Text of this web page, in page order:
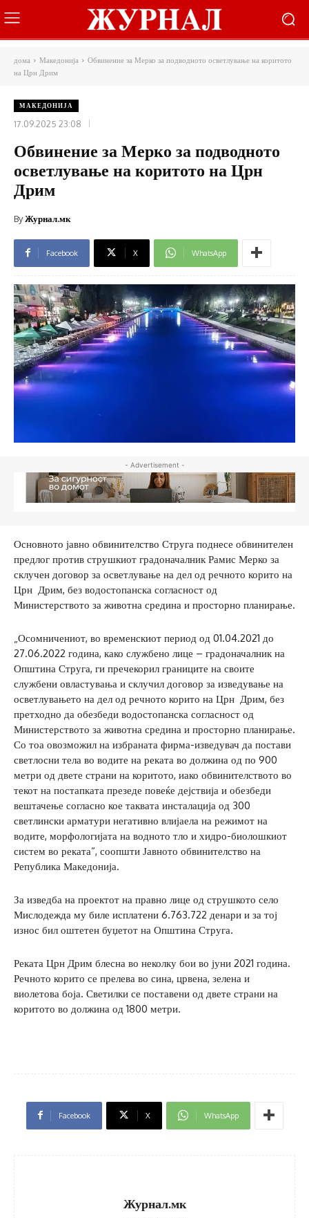
дома Македонија
Обвинение за Мерко за подводното осветлување на коритото
на Црн Дрим
МАКЕДОНИЈА
17.09.2025 23:08
Обвинение за Мерко за подводното
осветлување на коритото на Црн
Дрим
ByЖурнал.мк
Facebook X WhatsApp
- Advertisement -
Основното јавно обвинителство Струга поднесе обвинителен
предлог против струшкиот градоначалник Рамис Мерко за
склучен договор за осветлување на дел од речното корито на
Црн Дрим, без водостопанска согласност од
Министерството за животна средина и просторно планирање.
„Осомничениот, во временскиот период од 01.04.2021 до
27.06.2022 година, како службено лице – градоначалник на
Општина Струга, ги пречекорил границите на своите
службени овластувања и склучил договор за изведување на
осветлувањето на дел од речното корито на Црн Дрим, без
претходно да обезбеди водостопанска согласност од
Министерството за животна средина и просторно планирање.
Со тоа овозможил на избраната фирма-изведувач да постави
светлосни тела во водите на реката во должина од по 900
метри од двете страни на коритото, иако обвинителството во
текот на постапката презеде повеќе дејствија и обезбеди
вештачење согласно кое таквата инсталација од 300
светлински арматури негативно влијаела на режимот на
водите, морфологијата на водното тло и хидро-биолошкиот
систем во реката“, соопшти Јавното обвинителство на
Република Македонија.
За изведба на проектот на правно лице од струшкото село
Мислодежда му биле исплатени 6.763.722 денари и за тој
износ бил оштетен буџетот на Општина Струга.
Реката Црн Дрим блесна во неколку бои во јуни 2021 година.
Речното корито се прелева во сина, црвена, зелена и
виолетова боја. Светилки се поставени од двете страни на
коритото во должина од 1800 метри.
Facebook X WhatsApp
Журнал.мк